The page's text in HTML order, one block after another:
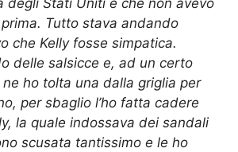
Tutto stava andando
che Kelly fosse simpatica.
delle salsicce e, ad un certo
ho tolta una dalla griglia per
per sbaglio l’ho fatta cadere
la quale indossava dei sandali
scusata tantissimo e le ho